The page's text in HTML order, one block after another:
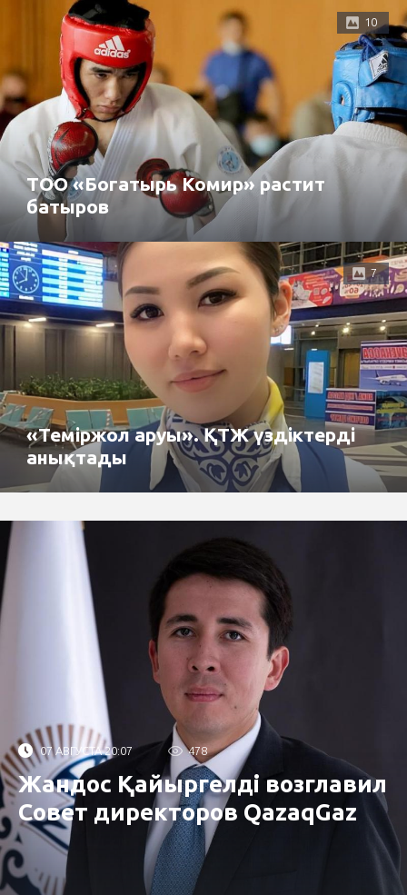
10
ТОО «Богатырь Комир» растит
батыров
7
«Теміржол аруы». ҚТЖ үздіктерді
анықтады
07 АВГУСТА 20:07 478
Жандос Қайыргелді возглавил
Совет директоров QazaqGaz